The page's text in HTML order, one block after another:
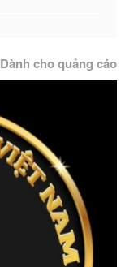
Dành cho quảng cáo